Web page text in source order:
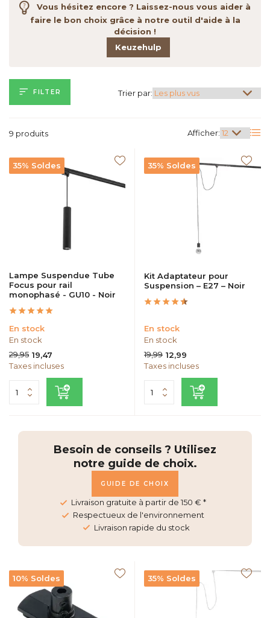
Vous hésitez encore ? Laissez-nous vous aider à
faire le bon choix grâce à notre outil d'aide à la
décision !
Keuzehulp
FILTER
9 produits Afficher:
Trier par:
35% Soldes
Lampe Suspendue Tube
Focus pour rail
monophasé - GU10 - Noir
En stock
En stock
29,95 19,47
Taxes incluses
35% Soldes
Kit Adaptateur pour
Suspension – E27 – Noir
En stock
En stock
19,99 12,99
Taxes incluses
Besoin de conseils ? Utilisez
notre guide de choix.
GUIDE DE CHOIX
Livraison gratuite à partir de 150 € *
Respectueux de l'environnement
Livraison rapide du stock
10% Soldes 35% Soldes